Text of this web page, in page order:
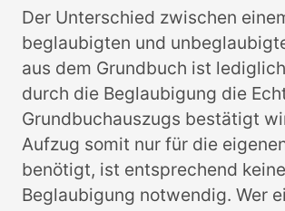
Der Unterschied zwischen
beglaubigten und
aus dem Grundbuch ist
durch die Beglaubigung die
Grundbuchauszugs bestätigt
Aufzug somit nur für die
benötigt, ist entsprechend keine
Beglaubigung notwendig. Wer